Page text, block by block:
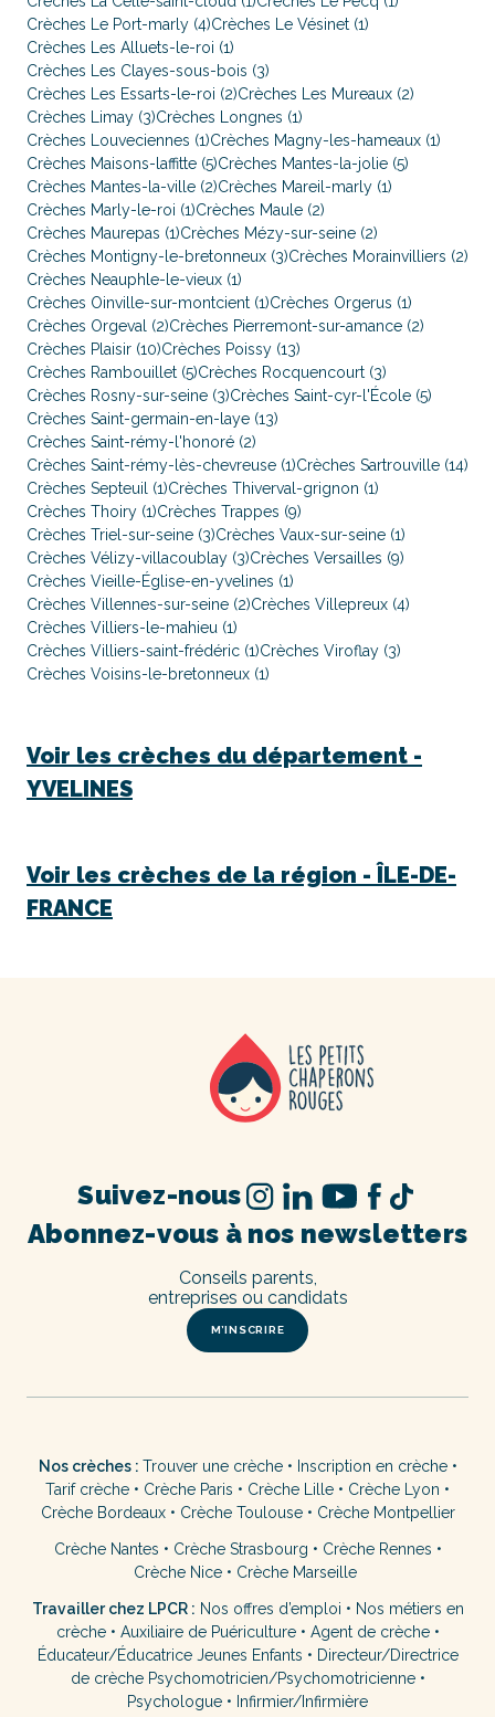
Crèches Le Port-marly (4)Crèches Le Vésinet (1)
Crèches Les Alluets-le-roi (1)
Crèches Les Clayes-sous-bois (3)
Crèches Les Essarts-le-roi (2)Crèches Les Mureaux (2)
Crèches Limay (3)Crèches Longnes (1)
Crèches Louveciennes (1)Crèches Magny-les-hameaux (1)
Crèches Maisons-laffitte (5)Crèches Mantes-la-jolie (5)
Crèches Mantes-la-ville (2)Crèches Mareil-marly (1)
Crèches Marly-le-roi (1)Crèches Maule (2)
Crèches Maurepas (1)Crèches Mézy-sur-seine (2)
Crèches Montigny-le-bretonneux (3)Crèches Morainvilliers (2)
Crèches Neauphle-le-vieux (1)
Crèches Oinville-sur-montcient (1)Crèches Orgerus (1)
Crèches Orgeval (2)Crèches Pierremont-sur-amance (2)
Crèches Plaisir (10)Crèches Poissy (13)
Crèches Rambouillet (5)Crèches Rocquencourt (3)
Crèches Rosny-sur-seine (3)Crèches Saint-cyr-l'École (5)
Crèches Saint-germain-en-laye (13)
Crèches Saint-rémy-l'honoré (2)
Crèches Saint-rémy-lès-chevreuse (1)Crèches Sartrouville (14)
Crèches Septeuil (1)Crèches Thiverval-grignon (1)
Crèches Thoiry (1)Crèches Trappes (9)
Crèches Triel-sur-seine (3)Crèches Vaux-sur-seine (1)
Crèches Vélizy-villacoublay (3)Crèches Versailles (9)
Crèches Vieille-Église-en-yvelines (1)
Crèches Villennes-sur-seine (2)Crèches Villepreux (4)
Crèches Villiers-le-mahieu (1)
Crèches Villiers-saint-frédéric (1)Crèches Viroflay (3)
Crèches Voisins-le-bretonneux (1)
Voir les crèches du département -
YVELINES
Voir les crèches de la région - ÎLE-DE-
FRANCE
Abonnez-vous à nos newsletters
M’INSCRIRE
Conseils parents,
entreprises ou candidats
Suivez-nous
Nos crèches : Trouver une crèche• Inscription en crèche•
Tarif crèche • Crèche Paris • Crèche Lille • Crèche Lyon •
Crèche Bordeaux• Crèche Toulouse• Crèche Montpellier
Crèche Nantes • Crèche Strasbourg • Crèche Rennes •
Crèche Nice • Crèche Marseille
Travailler chez LPCR : Nos offres d’emploi • Nos métiers en
crèche• Auxiliaire de Puériculture• Agent de crèche•
Éducateur/Éducatrice Jeunes Enfants • Directeur/Directrice
de crèche Psychomotricien/Psychomotricienne•
Psychologue • Infirmier/Infirmière